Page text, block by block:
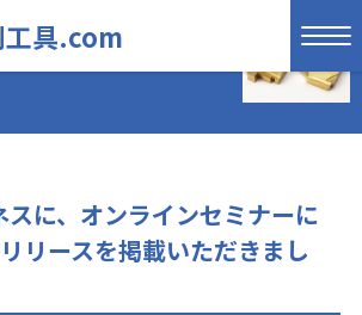
工具.com
に、オンラインセミナーに
リースを掲載いただきまし